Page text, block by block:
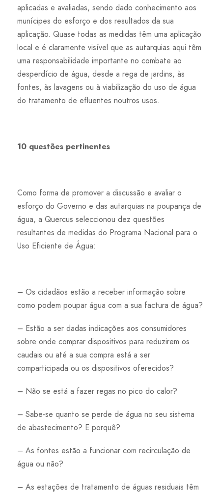
aplicadas e avaliadas, sendo dado conhecimento aos
munícipes do esforço e dos resultados da sua
aplicação. Quase todas as medidas têm uma aplicação
local e é claramente visível que as autarquias aqui têm
uma responsabilidade importante no combate ao
desperdício de água, desde a rega de jardins, às
fontes, às lavagens ou à viabilização do uso de água
do tratamento de efluentes noutros usos.
10 questões pertinentes
Como forma de promover a discussão e avaliar o
esforço do Governo e das autarquias na poupança de
água, a Quercus seleccionou dez questões
resultantes de medidas do Programa Nacional para o
Uso Eficiente de Água:
– Os cidadãos estão a receber informação sobre
como podem poupar água com a sua factura de água?
– Estão a ser dadas indicações aos consumidores
sobre onde comprar dispositivos para reduzirem os
caudais ou até a sua compra está a ser
comparticipada ou os dispositivos oferecidos?
– Não se está a fazer regas no pico do calor?
– Sabe-se quanto se perde de água no seu sistema
de abastecimento? E porquê?
– As fontes estão a funcionar com recirculação de
água ou não?
– As estações de tratamento de águas residuais têm